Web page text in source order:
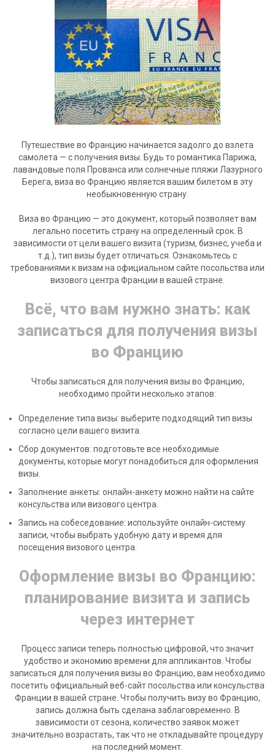
Путешествие во Францию начинается задолго до взлета
самолета — с получения визы. Будь то романтика Парижа,
лавандовые поля Прованса или солнечные пляжи Лазурного
Берега, виза во Францию является вашим билетом в эту
необыкновенную страну.
Виза во Францию — это документ, который позволяет вам
легально посетить страну на определенный срок. В
зависимости от цели вашего визита (туризм, бизнес, учеба и
т.д.), тип визы будет отличаться. Ознакомьтесь с
требованиями к визам на официальном сайте посольства или
визового центра Франции в вашей стране.
Всё, что вам нужно знать: как
записаться для получения визы
во Францию
Чтобы записаться для получения визы во Францию,
необходимо пройти несколько этапов:
Определение типа визы: выберите подходящий тип визы
согласно цели вашего визита.
Сбор документов: подготовьте все необходимые
документы, которые могут понадобиться для оформления
визы.
Заполнение анкеты: онлайн-анкету можно найти на сайте
консульства или визового центра.
Запись на собеседование: используйте онлайн-систему
записи, чтобы выбрать удобную дату и время для
посещения визового центра.
Оформление визы во Францию:
планирование визита и запись
через интернет
Процесс записи теперь полностью цифровой, что значит
удобство и экономию времени для аппликантов. Чтобы
записаться для получения визы во Францию, вам необходимо
посетить официальный веб-сайт посольства или консульства
Франции в вашей стране. Чтобы получить визу во Францию,
запись должна быть сделана заблаговременно. В
зависимости от сезона, количество заявок может
значительно возрастать, так что не откладывайте процедуру
на последний момент.